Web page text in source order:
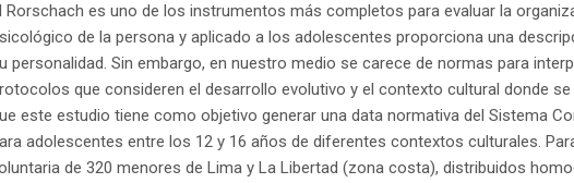
Rorschach es uno de los instrumentos más completos para evaluar la
de la persona y aplicado a los adolescentes proporciona una
personalidad. Sin embargo, en nuestro medio se carece de normas para
que consideren el desarrollo evolutivo y el contexto cultural donde se
este estudio tiene como objetivo generar una data normativa del Sistema
adolescentes entre los 12 y 16 años de diferentes contextos culturales.
de 320 menores de Lima y La Libertad (zona costa), distribuidos